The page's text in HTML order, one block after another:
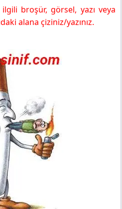
broşür, görsel, yazı veya
alana çiziniz/yazınız.